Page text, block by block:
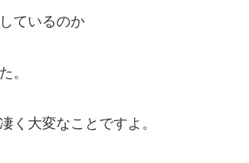
ているのか
。
く大変なことですよ。